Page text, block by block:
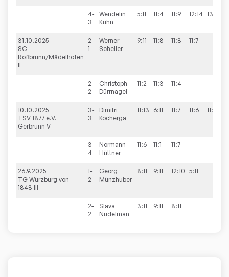
4-
3
Wendelin
Kuhn
5:11 11:4 11:9 12:14 13:11
31.10.2025
SC
Roßbrunn/Mädelhofen
II
2-
1
Werner
Scheller
9:11 11:8 11:8 11:7
2-
2
Christoph
Dürrnagel
11:2 11:3 11:4
10.10.2025
TSV 1877 e.V.
Gerbrunn V
3-
3
Dimitri
Kocherga
11:13 6:11 11:7 11:6 11:8
3-
4
Normann
Hüttner
11:6 11:1 11:7
26.9.2025
TG Würzburg von
1848 III
1-
2
Georg
Münzhuber
8:11 9:11 12:10 5:11
2-
2
Slava
Nudelman
3:11 9:11 8:11